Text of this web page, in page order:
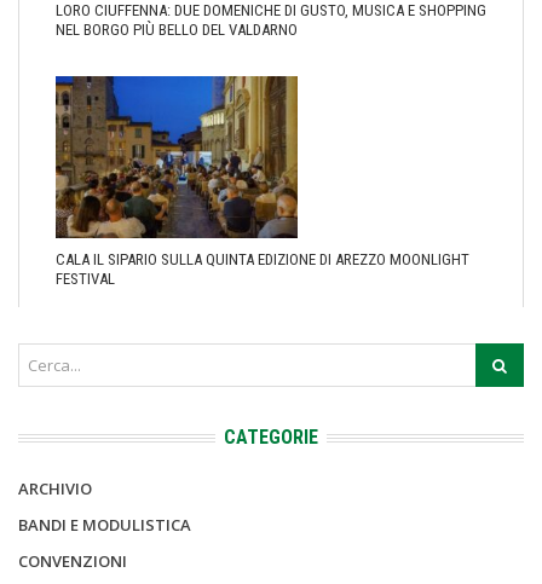
LORO CIUFFENNA: DUE DOMENICHE DI GUSTO, MUSICA E SHOPPING
NEL BORGO PIÙ BELLO DEL VALDARNO
CALA IL SIPARIO SULLA QUINTA EDIZIONE DI AREZZO MOONLIGHT
FESTIVAL
CATEGORIE
ARCHIVIO
BANDI E MODULISTICA
CONVENZIONI